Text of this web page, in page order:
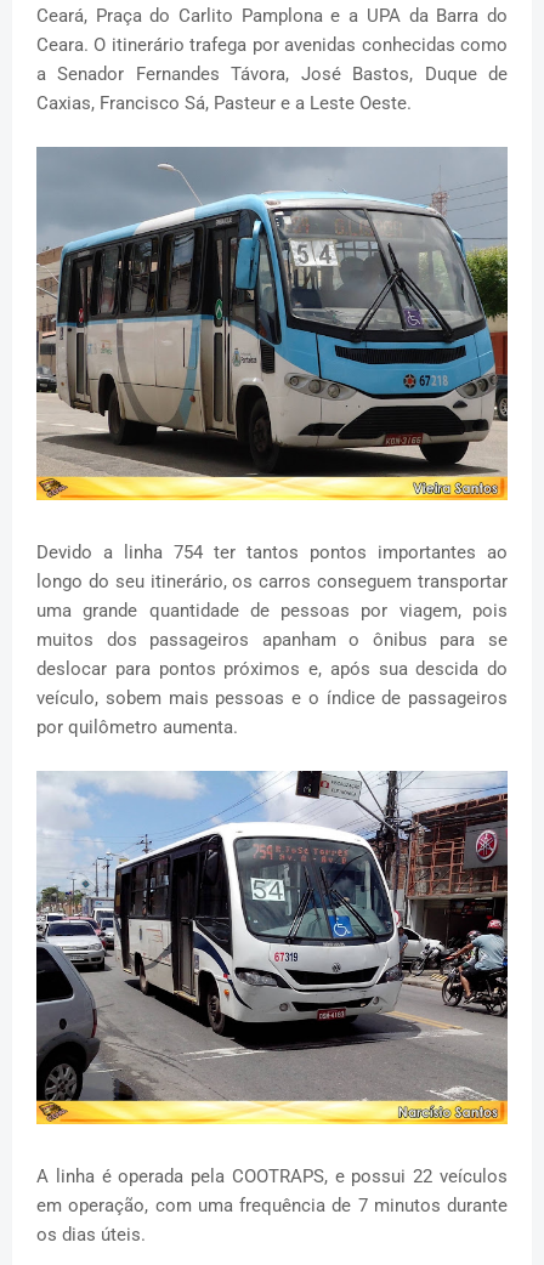
Ceará, Praça do Carlito Pamplona e a UPA da Barra do
Ceara. O itinerário trafega por avenidas conhecidas como
a Senador Fernandes Távora, José Bastos, Duque de
Caxias, Francisco Sá, Pasteur e a Leste Oeste.
Devido a linha 754 ter tantos pontos importantes ao
longo do seu itinerário, os carros conseguem transportar
uma grande quantidade de pessoas por viagem, pois
muitos dos passageiros apanham o ônibus para se
deslocar para pontos próximos e, após sua descida do
veículo, sobem mais pessoas e o índice de passageiros
por quilômetro aumenta.
A linha é operada pela COOTRAPS, e possui 22 veículos
em operação, com uma frequência de 7 minutos durante
os dias úteis.